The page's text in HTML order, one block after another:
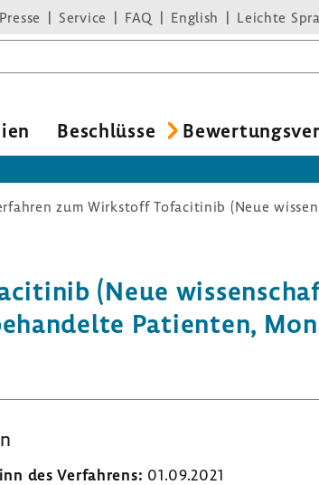
Presse Service FAQ English Leichte
Beschlüsse
(Neue
Pati­enten,
des Verfah­rens: 01.09.2021